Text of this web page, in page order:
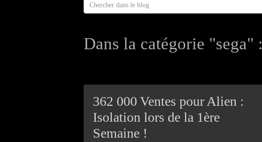
Dans la catégorie "sega" :
362 000 Ventes pour Alien :
Isolation lors de la 1ère
Semaine !